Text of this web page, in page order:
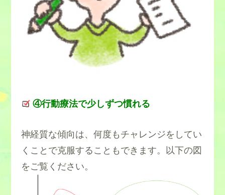
・たまにミスをするが致命的ではない。
→仕事が原因の可能性は3％以下。
・カギは持ってきている。
・記憶の中ではかけた。
→確実に忘れたという証拠はない。
→家に戻ると仕事に遅刻してしまう。
④行動療法で少しずつ慣れる
神経質な傾向は、何度もチャレンジをしてい
くことで克服することもできます。以下の図
をご覧ください。